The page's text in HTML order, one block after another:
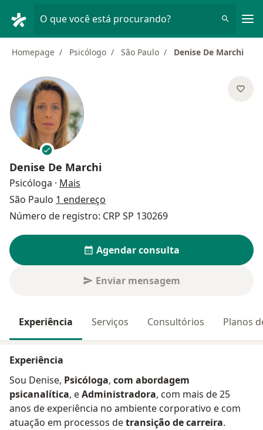
O que você está procurando?
Homepage Psicólogo São Paulo Denise De Marchi
Denise De Marchi
Psicóloga · Mais
São Paulo 1 endereço
Número de registro: CRP SP 130269
Agendar consulta
Enviar mensagem
Experiência Serviços Consultórios Planos
Experiência
Sou Denise, Psicóloga, com abordagem
psicanalítica, eAdministradora, com mais de 25
anos de experiência no ambiente corporativo e com
atuação em processos detransição de carreira.